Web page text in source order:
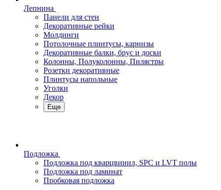
Лепнина
Панели для стен
Декоративные рейки
Молдинги
Потолочные плинтусы, карнизы
Декоративные балки, брус и доски
Колонны, Полуколонны, Пилястры
Розетки декоративные
Плинтусы напольные
Уголки
Декор
Еще
Подложка
Подложка под кварцвинил, SPC и LVT полы
Подложка под ламинат
Пробковая подложка